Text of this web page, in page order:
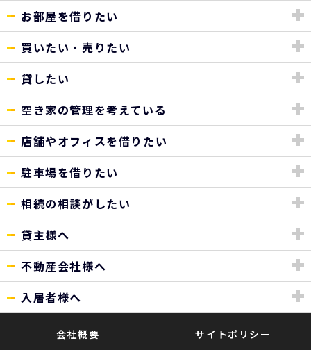
お部屋を借りたい
買いたい・売りたい
貸したい
空き家の管理を考えている
店舗やオフィスを借りたい
駐車場を借りたい
相続の相談がしたい
貸主様へ
不動産会社様へ
入居者様へ
会社概要 サイトポリシー